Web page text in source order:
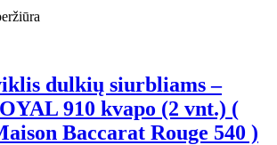
dulkių siurbliams –
910 kvapo (2 vnt.) (
Baccarat Rouge 540 )